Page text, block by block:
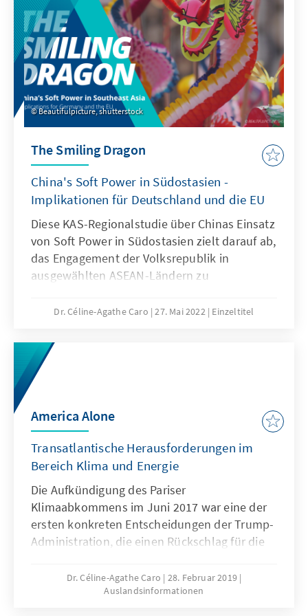
Beautifulpicture, shutterstock
The Smiling Dragon
China's Soft Power in Südostasien -
Implikationen für Deutschland und die EU
Diese KAS-Regionalstudie über Chinas Einsatz
von Soft Power in Südostasien zielt darauf ab,
das Engagement der Volksrepublik in
ausgewählten ASEAN-Ländern zu
Erfolg zu bewerten. Die Autoren schließen die
für die EU und speziell für Deutschland ab,
um Europas Soft Power in Südostasien zu
stärken.
Dr. Céline-Agathe Caro 27. Mai 2022 Einzeltitel
America Alone
Transatlantische Herausforderungen im
Bereich Klima und Energie
Die Aufkündigung des Pariser
Klimaabkommens im Juni 2017 war eine der
ersten konkreten Entscheidungen der Trump-
Administration, die einen Rückschlag für die
Klimaschutz ist im Munde von Donald Trump
oft ein Synonym für Stellenabbau und
Dr. Céline-Agathe Caro
28. Februar 2019
Auslandsinformationen